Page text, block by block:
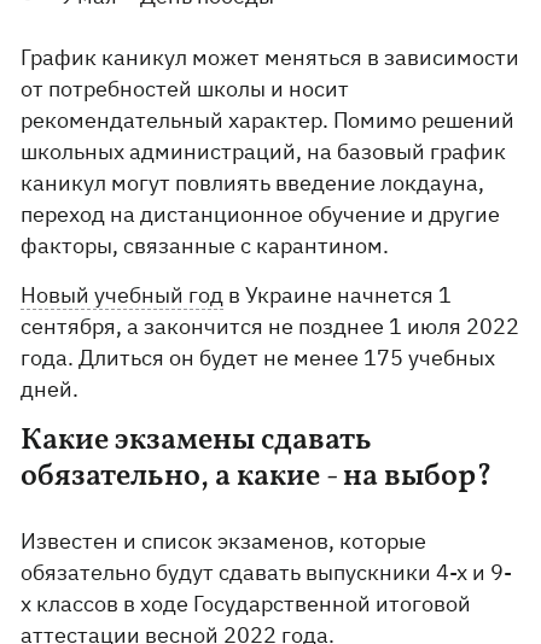
График каникул может меняться в зависимости
от потребностей школы и носит
рекомендательный характер. Помимо решений
школьных администраций, на базовый график
каникул могут повлиять введение локдауна,
переход на дистанционное обучение и другие
факторы, связанные с карантином.
Новый учебный год в Украине начнется 1
сентября, а закончится не позднее 1 июля 2022
года. Длиться он будет не менее 175 учебных
дней.
Какие экзамены сдавать
обязательно, а какие - на выбор?
Известен и список экзаменов, которые
обязательно будут сдавать выпускники 4-х и 9-
х классов в ходе Государственной итоговой
аттестации весной 2022 года.